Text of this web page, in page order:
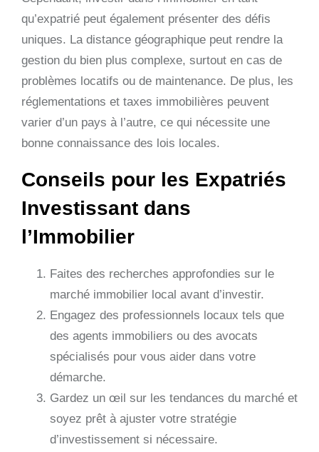
qu’expatrié peut également présenter des défis
uniques. La distance géographique peut rendre la
gestion du bien plus complexe, surtout en cas de
problèmes locatifs ou de maintenance. De plus, les
réglementations et taxes immobilières peuvent
varier d’un pays à l’autre, ce qui nécessite une
bonne connaissance des lois locales.
Conseils pour les Expatriés
Investissant dans
l’Immobilier
Faites des recherches approfondies sur le
marché immobilier local avant d’investir.
Engagez des professionnels locaux tels que
des agents immobiliers ou des avocats
spécialisés pour vous aider dans votre
démarche.
Gardez un œil sur les tendances du marché et
soyez prêt à ajuster votre stratégie
d’investissement si nécessaire.